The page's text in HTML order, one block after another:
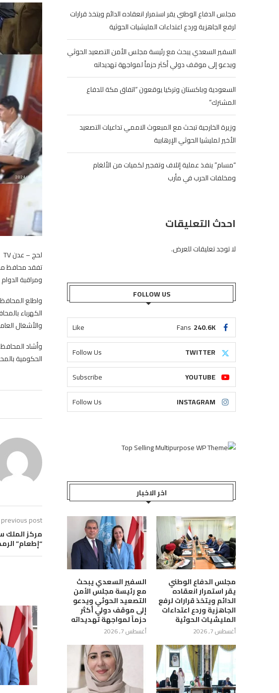
لحج – عدن TV
تفقد محافظ
ومراقبة
واطلع
الكهرباء
والأشغال
وأشاد
الحكومية
previous post
مركز الملك
“إطعام”
مجلس الدفاع الوطني يقر استمرار انعقاده الدائم ويتخذ قرارات
لرفع الجاهزية وردع اعتداءات المليشيات الحوثية
السفير السعدي يبحث مع رئيسة مجلس الأمن التصعيد الحوثي
ويدعو إلى موقف دولي أكثر حزماً لمواجهة تهديداته
السعودية وباكستان وتركيا يوقعون “اتفاق مكة للدفاع
المشترك”
وزيرة الخارجية تبحث مع المبعوث الاممي تداعيات التصعيد
الأخير لمليشيا الحوثي الإرهابية
“مسام” ينفذ عملية إتلاف وتفجير لكميات من الألغام
ومخلفات الحرب في مأرب
احدث التعليقات
لا توجد تعليقات للعرض.
FOLLOW US
240.6K
Fans
Like
TWITTER
Follow Us
YOUTUBE
Subscribe
INSTAGRAM
Follow Us
اخر الاخبار
مجلس الدفاع الوطني
يقر استمرار انعقاده
الدائم ويتخذ قرارات لرفع
الجاهزية وردع اعتداءات
المليشيات الحوثية
أغسطس 7, 2026
السفير السعدي يبحث
مع رئيسة مجلس الأمن
التصعيد الحوثي ويدعو
إلى موقف دولي أكثر
حزماً لمواجهة تهديداته
أغسطس 7, 2026